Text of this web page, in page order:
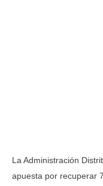
La Administración
apuesta por recuperar